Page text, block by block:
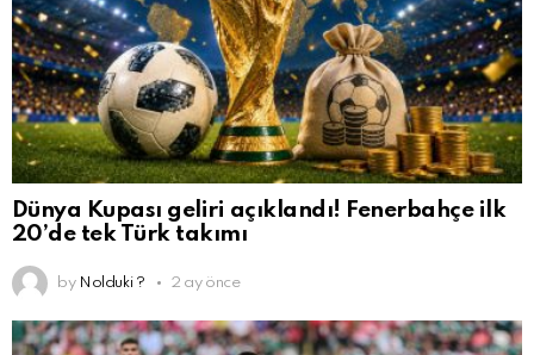
Dünya Kupası geliri açıklandı! Fenerbahçe ilk
20’de tek Türk takımı
by Nolduki ? 2 ay önce